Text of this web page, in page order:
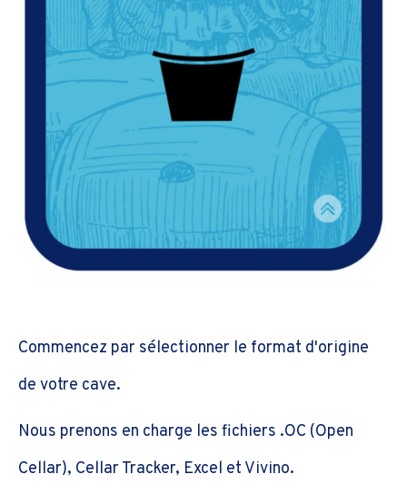
Commencez par sélectionner le format d'origine
de votre cave.
Nous prenons en charge les fichiers .OC (Open
Cellar), Cellar Tracker, Excel et Vivino.